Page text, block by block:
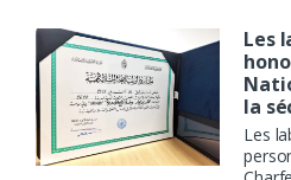
Les
la
Les